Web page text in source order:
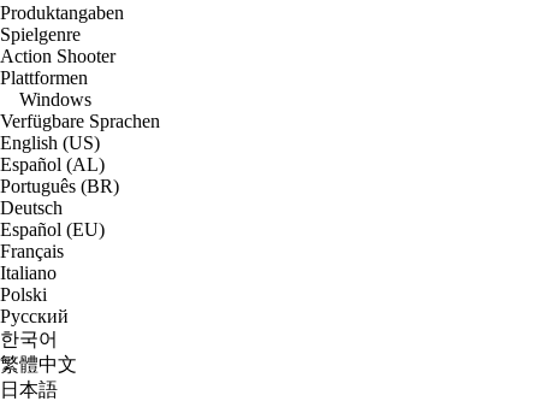
Produktangaben
Spielgenre
Action Shooter
Plattformen
Windows
Verfügbare Sprachen
English (US)
Español (AL)
Português (BR)
Deutsch
Español (EU)
Français
Italiano
Polski
Русский
한국어
繁體中文
日本語